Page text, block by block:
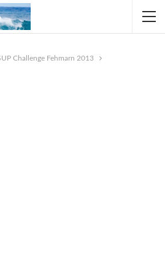
Challenge Fehmarn 2013